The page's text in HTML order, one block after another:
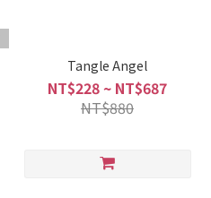
Tangle Angel
NT$228 ~ NT$687
NT$880